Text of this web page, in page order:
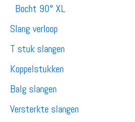
Bocht 90° XL
Slang verloop
T stuk slangen
Koppelstukken
Balg slangen
Versterkte slangen